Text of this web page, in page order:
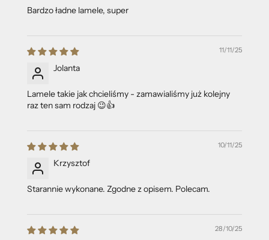
Bardzo ładne lamele, super
11/11/25
Jolanta
Lamele takie jak chcieliśmy - zamawialiśmy już kolejny
raz ten sam rodzaj 😉👍️
10/11/25
Krzysztof
Starannie wykonane. Zgodne z opisem. Polecam.
28/10/25